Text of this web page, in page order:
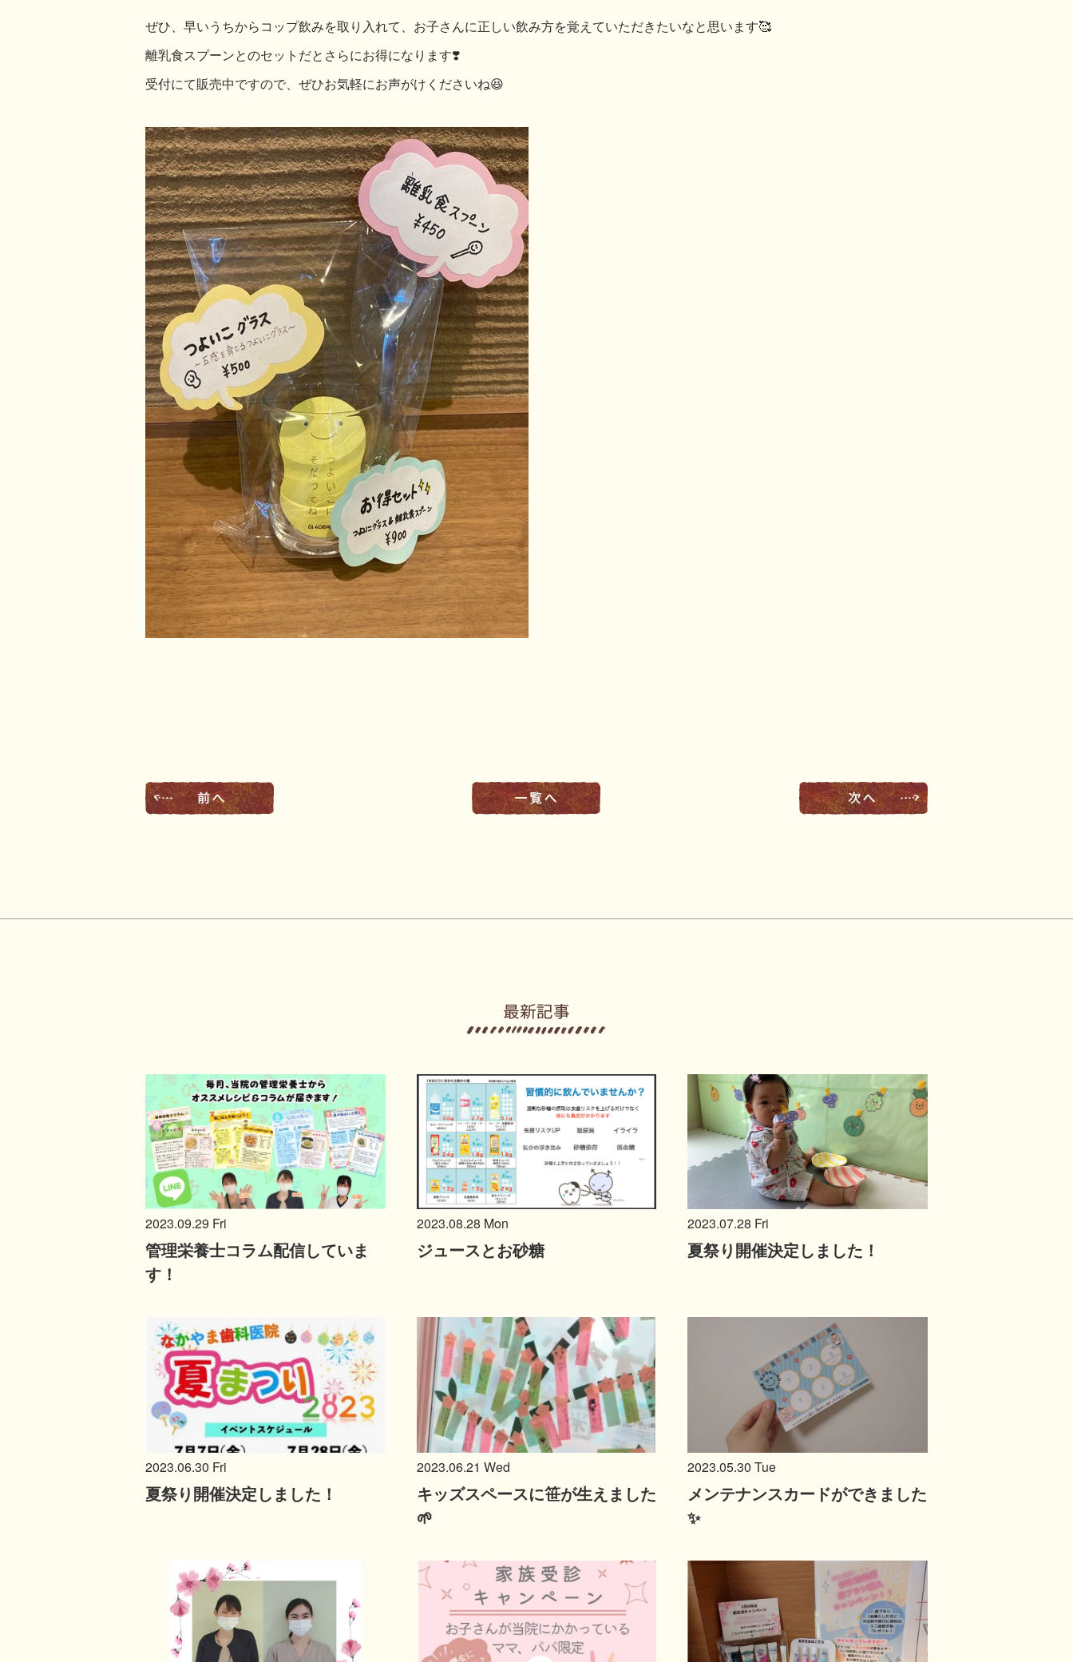
ぜひ、早いうちからコップ飲みを取り入れて、お子さんに正しい飲み方を覚えていただきたいなと思います🥰
離乳食スプーンとのセットだとさらにお得になります❣️
受付にて販売中ですので、ぜひお気軽にお声がけくださいね😆
2023.09.29 Fri
管理栄養士コラム配信していま
す！
2023.08.28 Mon
ジュースとお砂糖
2023.07.28 Fri
夏祭り開催決定しました！
2023.06.30 Fri
夏祭り開催決定しました！
2023.06.21 Wed
キッズスペースに笹が生えました
🌱
2023.05.30 Tue
メンテナンスカードができました
✨